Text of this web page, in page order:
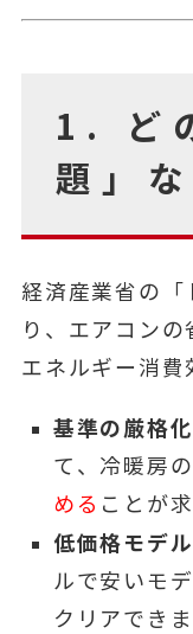
1. ど
題」
経済産業省の「
り、エアコン
エネルギー消費
基準の厳格
て、冷暖房
める ことが
低価格モデ
ルで安いモ
クリアでき